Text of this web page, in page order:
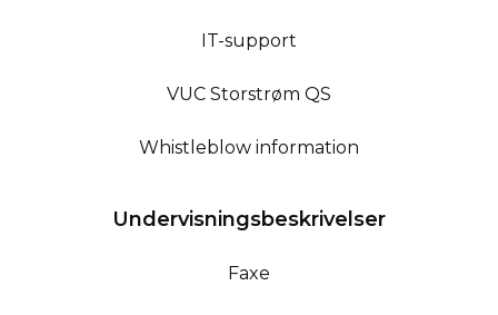
IT-support
VUC Storstrøm QS
Whistleblow information
Undervisningsbeskrivelser
Faxe